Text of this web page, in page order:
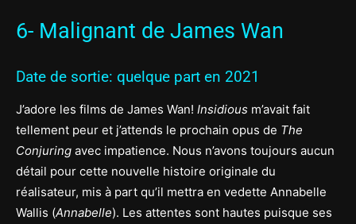
6- Malignant de James Wan
Date de sortie: quelque part en 2021
J’adore les films de James Wan! Insidious m’avait fait
tellement peur et j’attends le prochain opus de The
Conjuring avec impatience. Nous n’avons toujours aucun
détail pour cette nouvelle histoire originale du
réalisateur, mis à part qu’il mettra en vedette Annabelle
Wallis (Annabelle). Les attentes sont hautes puisque ses